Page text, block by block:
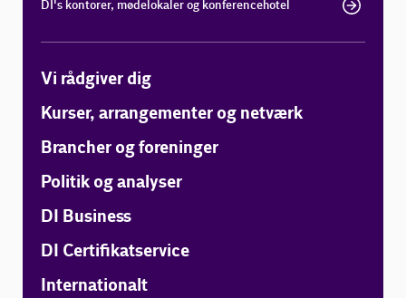
DI's kontorer, mødelokaler og konferencehotel
Vi rådgiver dig
Kurser, arrangementer og netværk
Brancher og foreninger
Politik og analyser
DI Business
DI Certifikatservice
Internationalt